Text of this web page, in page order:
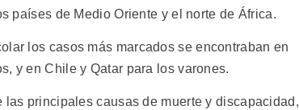
países de Medio Oriente y el norte de África.
los casos más marcados se encontraban en
y en Chile y Qatar para los varones.
principales causas de muerte y discapacidad,